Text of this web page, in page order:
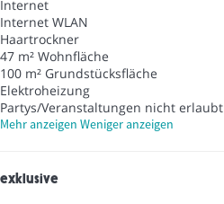
Internet
Internet WLAN
Haartrockner
47 m² Wohnfläche
100 m² Grundstücksfläche
Elektroheizung
Partys/Veranstaltungen nicht erlaubt
Mehr anzeigen Weniger anzeigen
exklusive